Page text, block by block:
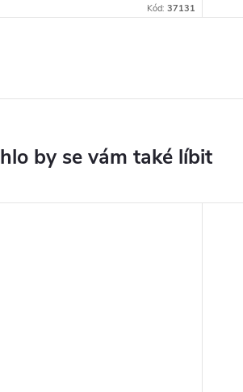
Kód: 37131